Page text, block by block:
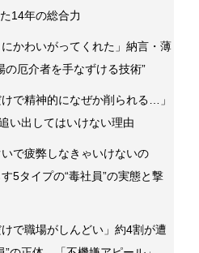
14年の総合力
にかわいがってくれた」納言・薄
の厄介者を手なずける技術”
けで精神的になぜか削られる…」
い出してはいけない理由
いで疲弊しなきゃいけないの
5タイプの“毒社員”の実態と撃
けで職場がしんどい」約4割が遭